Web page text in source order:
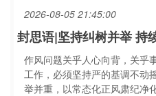
2026-08-05 21:45:00
封思语|坚持纠树并举 持
作风问题关乎人心向背，关乎
工作，必须坚持严的基调不动
举并重，以常态化正风肃纪净